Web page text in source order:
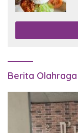
Berita Olahraga